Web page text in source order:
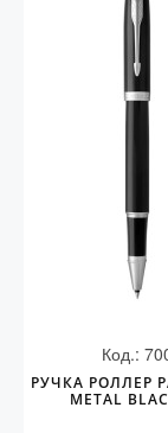
Код.:
РУЧКА РОЛЛЕР
METAL